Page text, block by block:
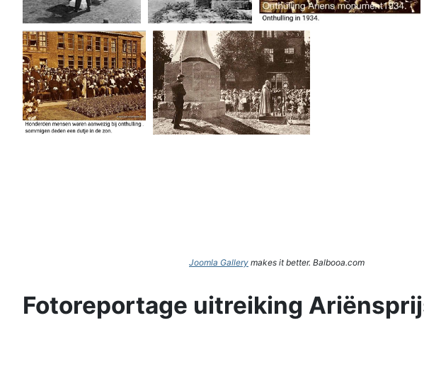
Joomla Gallery makes it better. Balbooa.com
Fotoreportage uitreiking